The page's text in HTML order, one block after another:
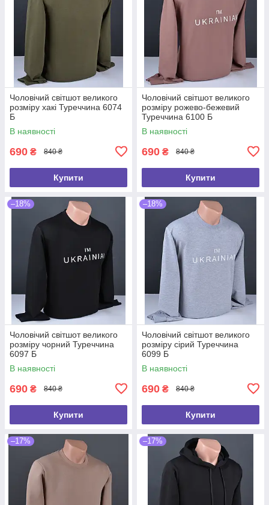
Чоловічий світшот великого
розміру хакі Туреччина 6074
Б
В наявності
690 ₴ 840 ₴
Купити
Чоловічий світшот великого
розміру рожево-бежевий
Туреччина 6100 Б
В наявності
690 ₴ 840 ₴
Купити
–18%
Чоловічий світшот великого
розміру чорний Туреччина
6097 Б
В наявності
690 ₴ 840 ₴
Купити
–18%
Чоловічий світшот великого
розміру сірий Туреччина
6099 Б
В наявності
690 ₴ 840 ₴
Купити
–17% –17%